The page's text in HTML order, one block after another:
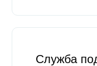
Служба